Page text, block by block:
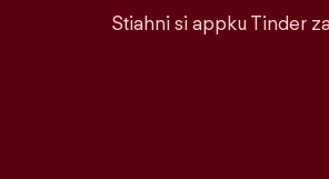
Stiahni si appku Tinder